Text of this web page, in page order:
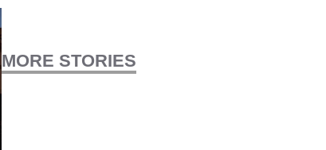
MORE STORIES